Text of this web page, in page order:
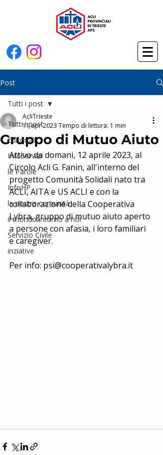
Post
Tutti i post
Editoriali
InfoServizi
le Parole
InfoHP
la nostra comunità
il mondo intorno a noi
Servizio Civile
inziative
Tutti i post
Gruppo di Mutuo Aiuto
AcliTrieste
11 apr 2023 Tempo di lettura: 1 min
Attivo da domani, 12 aprile 2023, al
Circolo Acli G. Fanin, all'interno del
progetto Comunità Solidali nato tra
ACLI, AITA e US ACLI e con la
collaborazione della Cooperativa
Lybra, gruppo di mutuo aiuto aperto
a persone con afasia, i loro familiari
e caregiver.
Per info: psi@cooperativalybra.it